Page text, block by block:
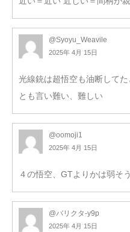
@Syoyu_Weavile
2025年 4月 15日
光線銃は超悟空も油断して
とも言い難い、難しい
@oomoji1
2025年 4月 15日
４の悟空、GTよりかは弱そう
@バリクタ-y9p
2025年 4月 15日